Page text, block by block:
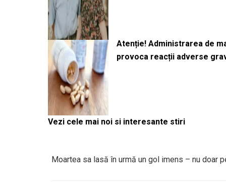
Atenție! Administrarea de
provoca reacții adverse
Vezi cele mai noi si interesante stiri
Moartea sa lasă în urmă un gol imens – nu doar